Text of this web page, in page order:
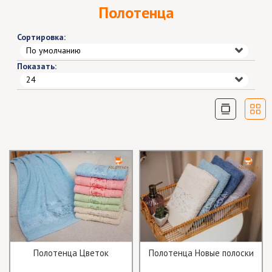
Полотенца
Сортировка:
По умолчанию
Показать:
24
Полотенца Цветок Полотенца Новые полоски